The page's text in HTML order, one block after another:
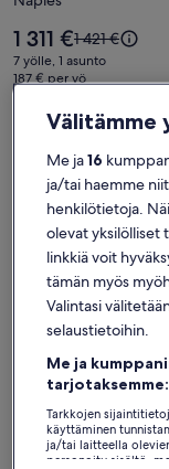
Walking
Distance
to
Downtown.
Friendly!
kuvagalleria
8 % alennusta
Hinta
on
1 311 €
1 311 €Hinta
oli
1 421 €,
lisätietoja
perushinnasta.
1 421 €
7 yölle, 1 asunto
187 € per yö
Löydä tyyliisi
Hae taloja
Välitämme
Me ja16
ja/tai haemme
henkilötietoja.
olevat yksilölliset
linkkiä voit
tämän myös
Valintasi
selaustietoihin.
Me ja
tarjotaksemme:
Tarkkojen
käyttäminen
ja/tai laitteella
personoitu sisältö,